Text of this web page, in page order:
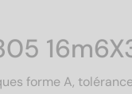
forme A,